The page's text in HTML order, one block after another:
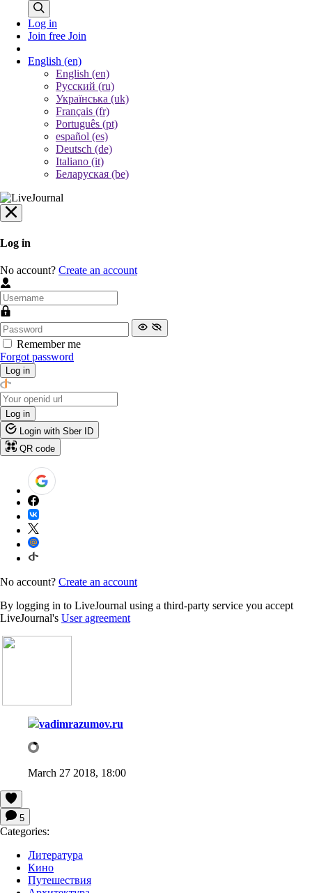
Log in
Join free Join
English (en)
English (en)
Русский (ru)
Українська (uk)
Français (fr)
Português (pt)
español (es)
Deutsch (de)
Italiano (it)
Беларуская (be)
Log in
No account? Create an account
Remember me
Forgot password
Log in
Log in
Login with Sber ID
QR code
No account? Create an account
By logging in to LiveJournal using a third-party service you accept
LiveJournal's User agreement
vadimrazumov.ru
March 27 2018, 18:00
5
Categories:
Литература
Кино
Путешествия